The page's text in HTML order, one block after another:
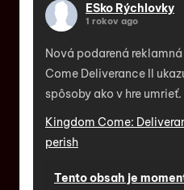
ESko Rýchlovky
1 rokov ago
Nová podarená
Come Deliverance II
spôsoby ako v hre umrieť.
Kingdom Come:
perish
Tento obsah je